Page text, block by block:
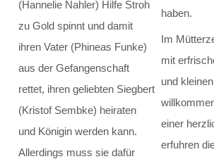
Klassenrat
Räumlichkeiten
Arbeitsgemeinschaften / Wahlunterricht
Model United Nations
(Hannelie Nahler) Hilfe Stroh
zu Gold spinnt und damit
ihren Vater (Phineas Funke)
aus der Gefangenschaft
rettet, ihren geliebten Siegbert
(Kristof Sembke) heiraten
und Königin werden kann.
Allerdings muss sie dafür
haben.
Im
mit
und
einer
erfuhren